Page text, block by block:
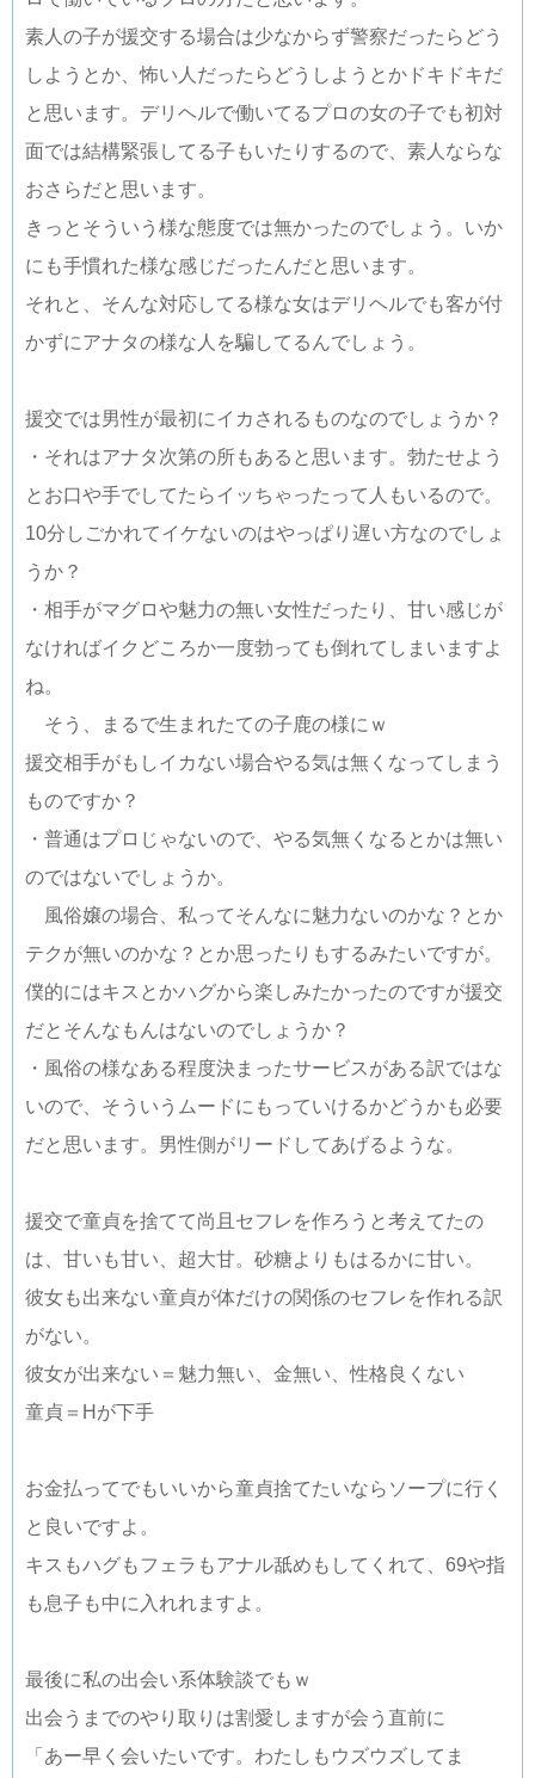
素人の子が援交する場合は少なからず警察だったらどう
しようとか、怖い人だったらどうしようとかドキドキだ
と思います。デリヘルで働いてるプロの女の子でも初対
面では結構緊張してる子もいたりするので、素人ならな
おさらだと思います。
きっとそういう様な態度では無かったのでしょう。いか
にも手慣れた様な感じだったんだと思います。
それと、そんな対応してる様な女はデリヘルでも客が付
かずにアナタの様な人を騙してるんでしょう。
援交では男性が最初にイカされるものなのでしょうか？
・それはアナタ次第の所もあると思います。勃たせよう
とお口や手でしてたらイッちゃったって人もいるので。
10分しごかれてイケないのはやっぱり遅い方なのでしょ
うか？
・相手がマグロや魅力の無い女性だったり、甘い感じが
なければイクどころか一度勃っても倒れてしまいますよ
ね。
そう、まるで生まれたての子鹿の様にｗ
援交相手がもしイカない場合やる気は無くなってしまう
ものですか？
・普通はプロじゃないので、やる気無くなるとかは無い
のではないでしょうか。
風俗嬢の場合、私ってそんなに魅力ないのかな？とか
テクが無いのかな？とか思ったりもするみたいですが。
僕的にはキスとかハグから楽しみたかったのですが援交
だとそんなもんはないのでしょうか？
・風俗の様なある程度決まったサービスがある訳ではな
いので、そういうムードにもっていけるかどうかも必要
だと思います。男性側がリードしてあげるような。
援交で童貞を捨てて尚且セフレを作ろうと考えてたの
は、甘いも甘い、超大甘。砂糖よりもはるかに甘い。
彼女も出来ない童貞が体だけの関係のセフレを作れる訳
がない。
彼女が出来ない＝魅力無い、金無い、性格良くない
童貞＝Hが下手
お金払ってでもいいから童貞捨てたいならソープに行く
と良いですよ。
キスもハグもフェラもアナル舐めもしてくれて、69や指
も息子も中に入れれますよ。
最後に私の出会い系体験談でもｗ
出会うまでのやり取りは割愛しますが会う直前に
「あー早く会いたいです。わたしもウズウズしてま